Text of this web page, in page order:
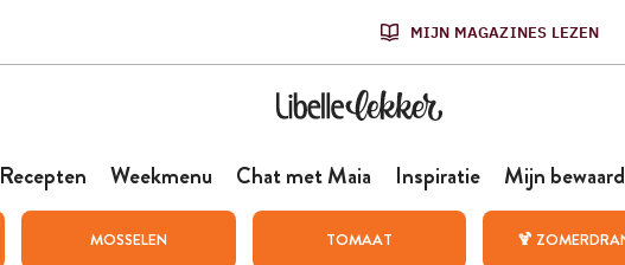
MIJN MAGAZINES LEZEN
Recepten Weekmenu Chat met Maia Inspiratie Mijn
MOSSELEN TOMAAT 🍹